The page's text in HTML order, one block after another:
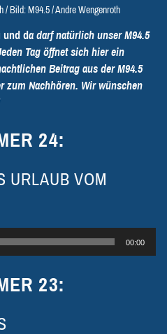
/ Bild: M94.5 / Andre Wengenroth
und da darf natürlich unser M94.5
Tag öffnet sich hier ein
Beitrag aus der M94.5
zum Nachhören. Wir wünschen
24:
URLAUB VOM
00:00
23: